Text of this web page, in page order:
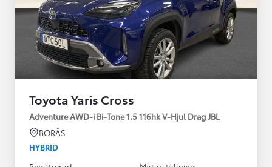
Toyota Yaris Cross
Adventure AWD-i Bi-Tone 1.5 116hk V-Hjul Drag JBL
BORÅS
HYBRID